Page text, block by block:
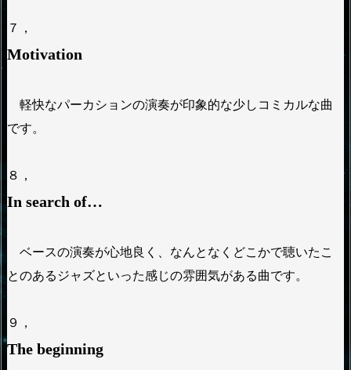
７，
Motivation
軽快なパーカションの演奏が印象的な少しコミカルな曲
です。
８，
In search of…
ベースの演奏が心地良く、なんとなくどこかで聴いたこ
とのあるジャズといった感じの雰囲気がある曲です。
９，
The beginning